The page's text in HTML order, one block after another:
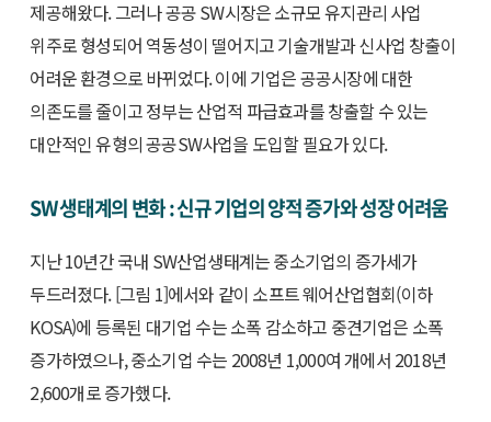
제공해왔다. 그러나 공공 SW시장은 소규모 유지관리 사업
위주로 형성되어 역동성이 떨어지고 기술개발과 신사업 창출이
어려운 환경으로 바뀌었다. 이에 기업은 공공시장에 대한
의존도를 줄이고 정부는 산업적 파급효과를 창출할 수 있는
대안적인 유형의 공공SW사업을 도입할 필요가 있다.
SW 생태계의 변화 : 신규 기업의 양적 증가와 성장 어려움
지난 10년간 국내 SW산업생태계는 중소기업의 증가세가
두드러졌다. [그림 1]에서와 같이 소프트 웨어산업협회(이하
KOSA)에 등록된 대기업 수는 소폭 감소하고 중견기업은 소폭
증가하였으나, 중소기업 수는 2008년 1,000여 개에서 2018년
2,600개로 증가했다.